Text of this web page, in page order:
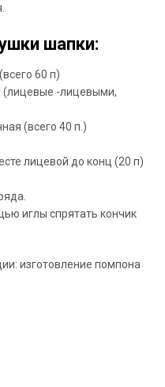
шапки:
60 п)
(лицевые -лицевыми,
(всего 40 п.)
лицевой до конц (20 п)
иглы спрятать кончик
изготовление помпона